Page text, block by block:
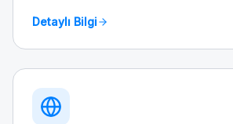
Detaylı Bilgi